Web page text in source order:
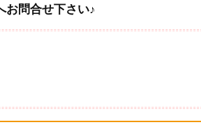
お問合せ下さい♪